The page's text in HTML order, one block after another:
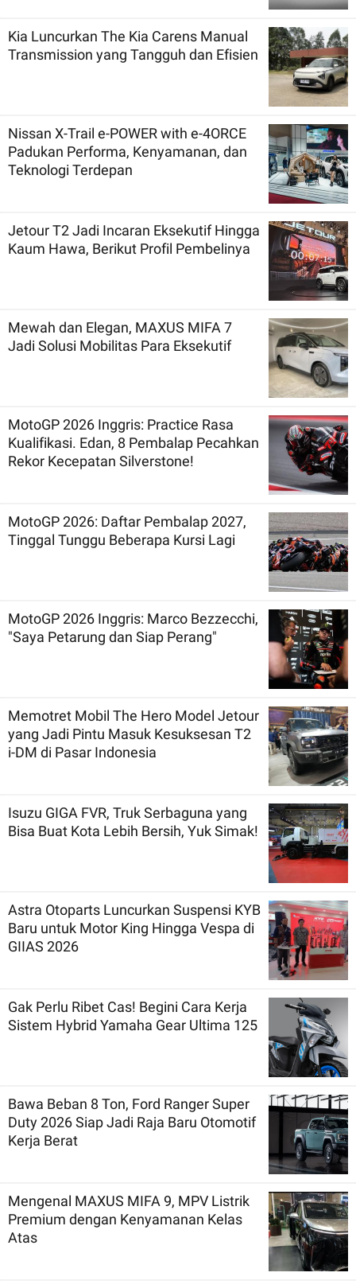
Kia Luncurkan The Kia Carens Manual
Transmission yang Tangguh dan Efisien
Nissan X-Trail e-POWER with e-4ORCE
Padukan Performa, Kenyamanan, dan
Teknologi Terdepan
Jetour T2 Jadi Incaran Eksekutif Hingga
Kaum Hawa, Berikut Profil Pembelinya
Mewah dan Elegan, MAXUS MIFA 7
Jadi Solusi Mobilitas Para Eksekutif
MotoGP 2026 Inggris: Practice Rasa
Kualifikasi. Edan, 8 Pembalap Pecahkan
Rekor Kecepatan Silverstone!
MotoGP 2026: Daftar Pembalap 2027,
Tinggal Tunggu Beberapa Kursi Lagi
MotoGP 2026 Inggris: Marco Bezzecchi,
"Saya Petarung dan Siap Perang"
Memotret Mobil The Hero Model Jetour
yang Jadi Pintu Masuk Kesuksesan T2
i-DM di Pasar Indonesia
Isuzu GIGA FVR, Truk Serbaguna yang
Bisa Buat Kota Lebih Bersih, Yuk Simak!
Astra Otoparts Luncurkan Suspensi KYB
Baru untuk Motor King Hingga Vespa di
GIIAS 2026
Gak Perlu Ribet Cas! Begini Cara Kerja
Sistem Hybrid Yamaha Gear Ultima 125
Bawa Beban 8 Ton, Ford Ranger Super
Duty 2026 Siap Jadi Raja Baru Otomotif
Kerja Berat
Mengenal MAXUS MIFA 9, MPV Listrik
Premium dengan Kenyamanan Kelas
Atas